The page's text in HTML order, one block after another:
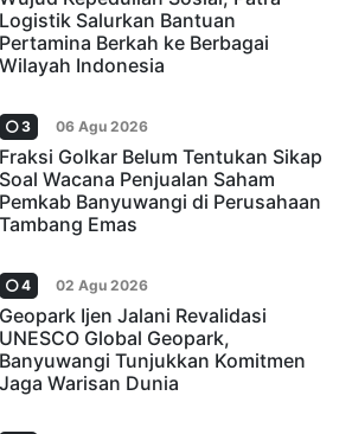
Logistik Salurkan Bantuan
Pertamina Berkah ke Berbagai
Wilayah Indonesia
3 06 Agu 2026
Fraksi Golkar Belum Tentukan Sikap
Soal Wacana Penjualan Saham
Pemkab Banyuwangi di Perusahaan
Tambang Emas
4 02 Agu 2026
Geopark Ijen Jalani Revalidasi
UNESCO Global Geopark,
Banyuwangi Tunjukkan Komitmen
Jaga Warisan Dunia